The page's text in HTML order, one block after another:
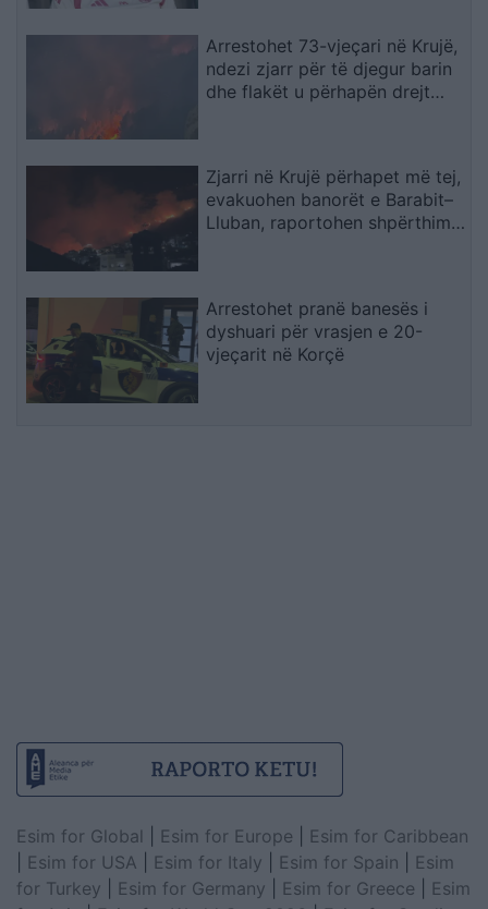
Arrestohet 73-vjeçari në Krujë,
ndezi zjarr për të djegur barin
dhe flakët u përhapën drejt
Zjarri në Krujë përhapet më tej,
evakuohen banorët e Barabit–
Lluban, raportohen shpërthime
Arrestohet pranë banesës i
dyshuari për vrasjen e 20-
vjeçarit në Korçë
Esim for Global Esim for Europe
Esim for Caribbean
Esim for USA Esim for Italy Esim for Spain
Esim
for Turkey
Esim for Germany Esim for Greece
Esim